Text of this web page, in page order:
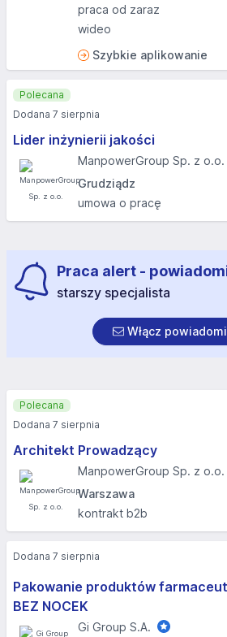
praca od zaraz
wideo
Szybkie aplikowanie
Lider inżynierii jakości
ManpowerGroup Sp. z o.o.
Grudziądz
umowa o pracę
Polecana
Dodana 7 sierpnia
Praca alert -
starszy specjalista
Włącz
Architekt Prowadzący
ManpowerGroup Sp. z o.o.
Warszawa
kontrakt b2b
Polecana
Dodana 7 sierpnia
Pakowanie produktów
BEZ NOCEK
Gi Group S.A.
Dodana 7 sierpnia